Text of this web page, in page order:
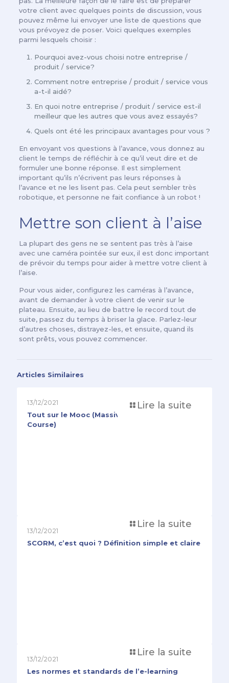
votre client avec quelques points de discussion, vous
pouvez même lui envoyer une liste de questions que
vous prévoyez de poser. Voici quelques exemples
parmi lesquels choisir :
Pourquoi avez-vous choisi notre entreprise /
produit / service?
Comment notre entreprise / produit / service vous
a-t-il aidé?
En quoi notre entreprise / produit / service est-il
meilleur que les autres que vous avez essayés?
Quels ont été les principaux avantages pour vous ?
En envoyant vos questions à l’avance, vous donnez au
client le temps de réfléchir à ce qu’il veut dire et de
formuler une bonne réponse. Il est simplement
important qu’ils n’écrivent pas leurs réponses à
l’avance et ne les lisent pas. Cela peut sembler très
robotique, et personne ne fait confiance à un robot !
Mettre son client à l’aise
La plupart des gens ne se sentent pas très à l’aise
avec une caméra pointée sur eux, il est donc important
de prévoir du temps pour aider à mettre votre client à
l’aise.
Pour vous aider, configurez les caméras à l’avance,
avant de demander à votre client de venir sur le
plateau. Ensuite, au lieu de battre le record tout de
suite, passez du temps à briser la glace. Parlez-leur
d’autres choses, distrayez-les, et ensuite, quand ils
sont prêts, vous pouvez commencer.
Articles Similaires
13/12/2021
Tout sur le Mooc (Massive Open Online
Course)
Lire la suite
13/12/2021
SCORM, c’est quoi ? Définition simple et claire
Lire la suite
13/12/2021
Les normes et standards de l’e-learning
Lire la suite